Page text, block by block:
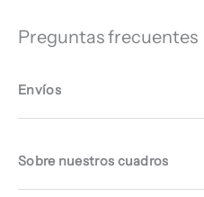
Preguntas frecuentes
Envíos
Sobre nuestros cuadros